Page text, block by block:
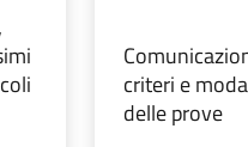
criteri e
delle prove